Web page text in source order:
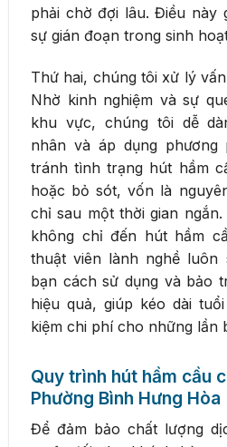
phải chờ đợi lâu. Điều này
sự gián đoạn trong sinh
Thứ hai, chúng tôi xử lý
Nhờ kinh nghiệm và sự
khu vực, chúng tôi dễ
nhân và áp dụng phương
tránh tình trạng hút hầm
hoặc bỏ sót, vốn là
chỉ sau một thời gian
không chỉ đến hút hầm
thuật viên lành nghề
bạn cách sử dụng và bảo
hiệu quả, giúp kéo dài
kiệm chi phí cho những lần
Quy trình hút hầm cầu
Phường Bình Hưng Hòa
Để đảm bảo chất lượng